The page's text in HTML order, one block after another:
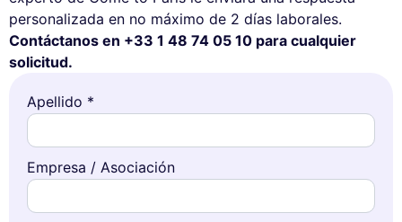
personalizada en no máximo de 2 días laborales.
Contáctanos en +33 1 48 74 05 10 para cualquier
solicitud.
Apellido *
Empresa / Asociación